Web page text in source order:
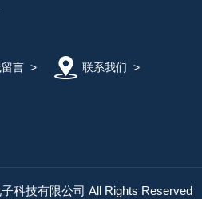
言> 联系我们 >
科技有限公司 All Rights Reserved